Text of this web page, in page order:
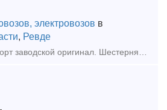
электровозов в
, Ревде
Продам Новые. Паспорт заводской оригинал. Шестерня 2ТЭ10Л. 30.58.123-01 - 29шт. Шестерня 2ТЭ10Л. 30.58.123-02 - 39шт. Шестерни 9Д100.70.028/029 37,000 Шестерня 10Д100.37.182 22,000 Шестерня 2Д100